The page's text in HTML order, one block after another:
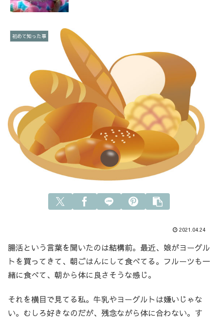
初めて知った事
2021.04.24
腸活という言葉を聞いたのは結構前。最近、娘がヨーグル
トを買ってきて、朝ごはんにして食べてる。フルーツも一
緒に食べて、朝から体に良さそうな感じ。
それを横目で見てる私。牛乳やヨーグルトは嫌いじゃな
い。むしろ好きなのだが、残念ながら体に合わない。す